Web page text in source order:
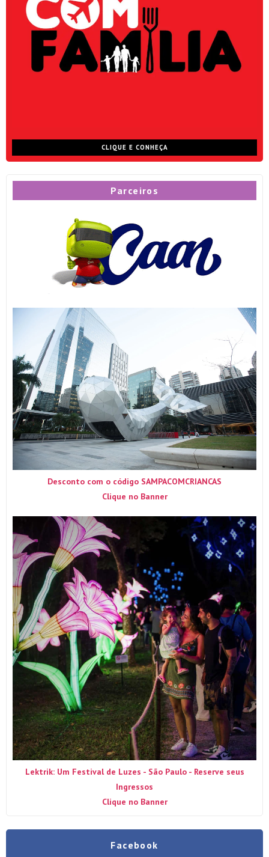
CLIQUE E CONHEÇA
Parceiros
Desconto com o código SAMPACOMCRIANCAS
Clique no Banner
Lektrik: Um Festival de Luzes - São Paulo - Reserve seus
Ingressos
Clique no Banner
Facebook